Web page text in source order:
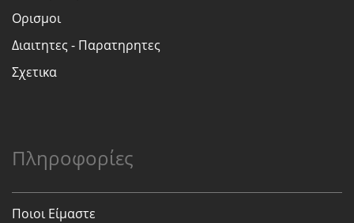
Ορισμοι
Διαιτητες - Παρατηρητες
Σχετικα
Πληροφορίες
Ποιοι Είμαστε